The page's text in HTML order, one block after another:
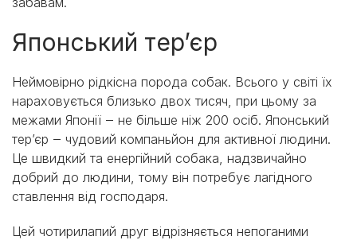
Японський тер’єр
Неймовірно рідкісна порода собак. Всього у світі їх
нараховується близько двох тисяч, при цьому за
межами Японії ‒ не більше ніж 200 осіб. Японський
тер’єр ‒ чудовий компаньйон для активної людини.
Це швидкий та енергійний собака, надзвичайно
добрий до людини, тому він потребує лагідного
ставлення від господаря.
Цей чотирилапий друг відрізняється непоганими